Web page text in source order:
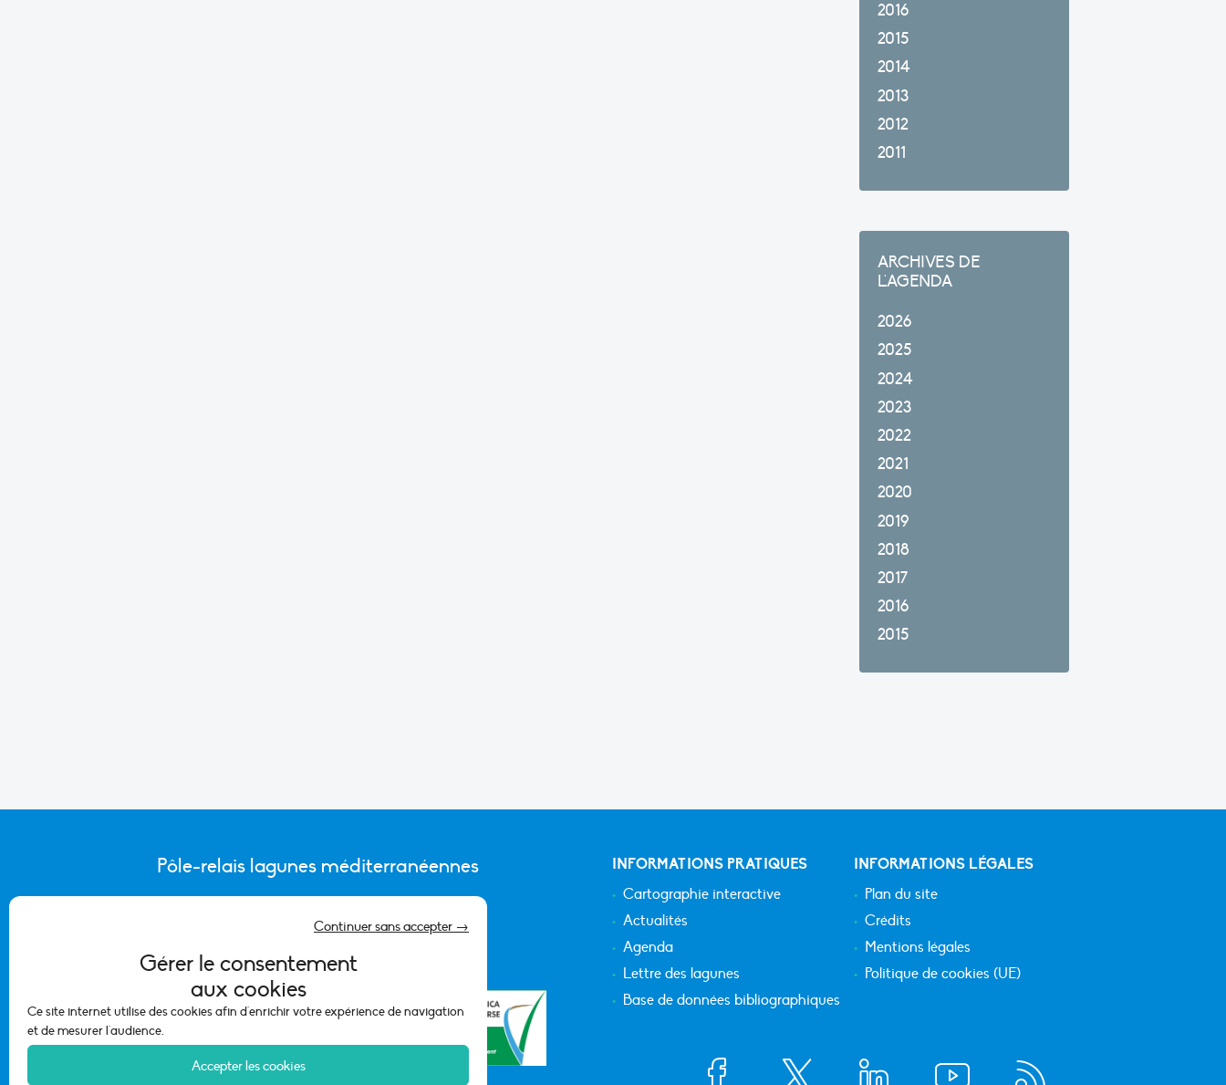
Gérer le consentement
aux cookies
Ce site internet utilise des cookies afin d'enrichir votre expérience de navigation
et de mesurer l'audience.
Accepter les cookies
Continuer sans accepter →
2016
2015
2014
2013
2012
2011
ARCHIVES DE
L'AGENDA
2026
2025
2024
2023
2022
2021
2020
2019
2018
2017
2016
2015
Pôle-relais lagunes méditerranéennes
CONTACTER L’ÉQUIPE DU PÔLE
INFORMATIONS PRATIQUES
Cartographie interactive
Actualités
Agenda
Lettre des lagunes
Base de données bibliographiques
INFORMATIONS LÉGALES
Plan du site
Crédits
Mentions légales
Politique de cookies (UE)